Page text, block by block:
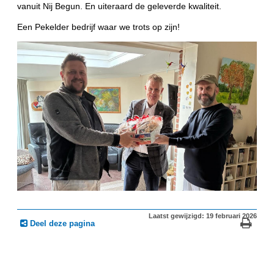
vanuit Nij Begun. En uiteraard de geleverde kwaliteit.
Een Pekelder bedrijf waar we trots op zijn!
Deel deze pagina
Laatst gewijzigd: 19 februari 2026